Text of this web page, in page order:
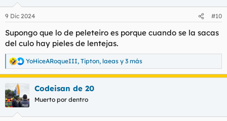
e
:
9 Dic 2024 #10
Supongo que lo de peleteiro es porque cuando se la sacas
del culo hay pieles de lentejas.
R
e
c
c
i
YoHiceARoqueIII, Tipton, laeas y 3 más
Codeisan de 20
Muerto por dentro